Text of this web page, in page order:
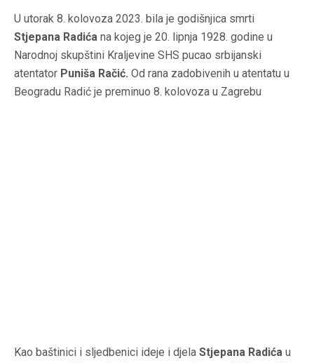
U utorak 8. kolovoza 2023. bila je godišnjica smrti
Stjepana Radića na kojeg je 20. lipnja 1928. godine u
Narodnoj skupštini Kraljevine SHS pucao srbijanski
atentator Puniša Račić. Od rana zadobivenih u atentatu u
Beogradu Radić je preminuo 8. kolovoza u Zagrebu
Kao baštinici i sljedbenici ideje i djela Stjepana Radića u